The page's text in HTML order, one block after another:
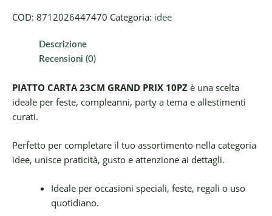
COD: 8712026447470 Categoria: idee
Descrizione
Recensioni (0)
PIATTO CARTA 23CM GRAND PRIX 10PZ è una scelta
ideale per feste, compleanni, party a tema e allestimenti
curati.
Perfetto per completare il tuo assortimento nella categoria
idee, unisce praticità, gusto e attenzione ai dettagli.
Ideale per occasioni speciali, feste, regali o uso
quotidiano.